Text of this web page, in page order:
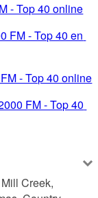
- Top 40 online
FM - Top 40 en
- Top 40 online
FM - Top 40
Creek,